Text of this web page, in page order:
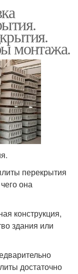
монтажа.
перекрытия
она
конструкция,
здания или
достаточно